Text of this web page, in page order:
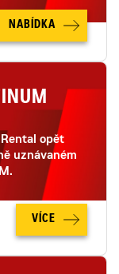
NABÍDKA
opět
uznávaném
VÍCE